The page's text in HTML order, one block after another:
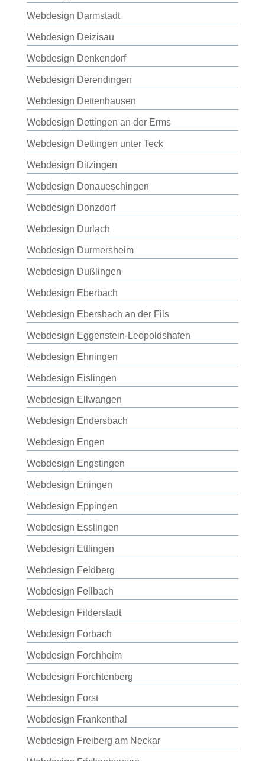
Webdesign Darmstadt
Webdesign Deizisau
Webdesign Denkendorf
Webdesign Derendingen
Webdesign Dettenhausen
Webdesign Dettingen an der Erms
Webdesign Dettingen unter Teck
Webdesign Ditzingen
Webdesign Donaueschingen
Webdesign Donzdorf
Webdesign Durlach
Webdesign Durmersheim
Webdesign Dußlingen
Webdesign Eberbach
Webdesign Ebersbach an der Fils
Webdesign Eggenstein-Leopoldshafen
Webdesign Ehningen
Webdesign Eislingen
Webdesign Ellwangen
Webdesign Endersbach
Webdesign Engen
Webdesign Engstingen
Webdesign Eningen
Webdesign Eppingen
Webdesign Esslingen
Webdesign Ettlingen
Webdesign Feldberg
Webdesign Fellbach
Webdesign Filderstadt
Webdesign Forbach
Webdesign Forchheim
Webdesign Forchtenberg
Webdesign Forst
Webdesign Frankenthal
Webdesign Freiberg am Neckar